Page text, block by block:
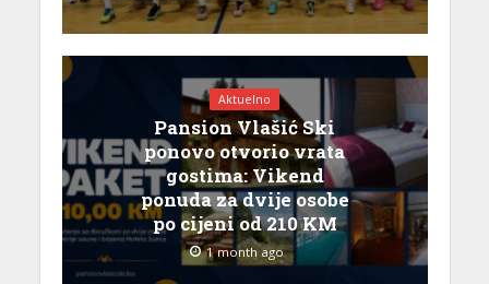
Aktuelno
Pansion Vlašić Ski
ponovo otvorio vrata
gostima: Vikend
ponuda za dvije osobe
po cijeni od 210 KM
1 month ago